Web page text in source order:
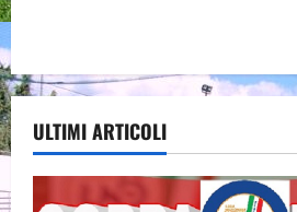
ULTIMI ARTICOLI